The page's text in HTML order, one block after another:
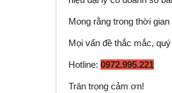
Mong rằng trong thời gian
Mọi vấn đề thắc mắc,
Hotline: 0972.995.221
Trân trọng cảm ơn!